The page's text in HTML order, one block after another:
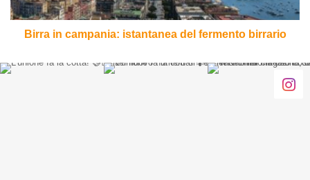
Birra in campania: istantanea del fermento birrario